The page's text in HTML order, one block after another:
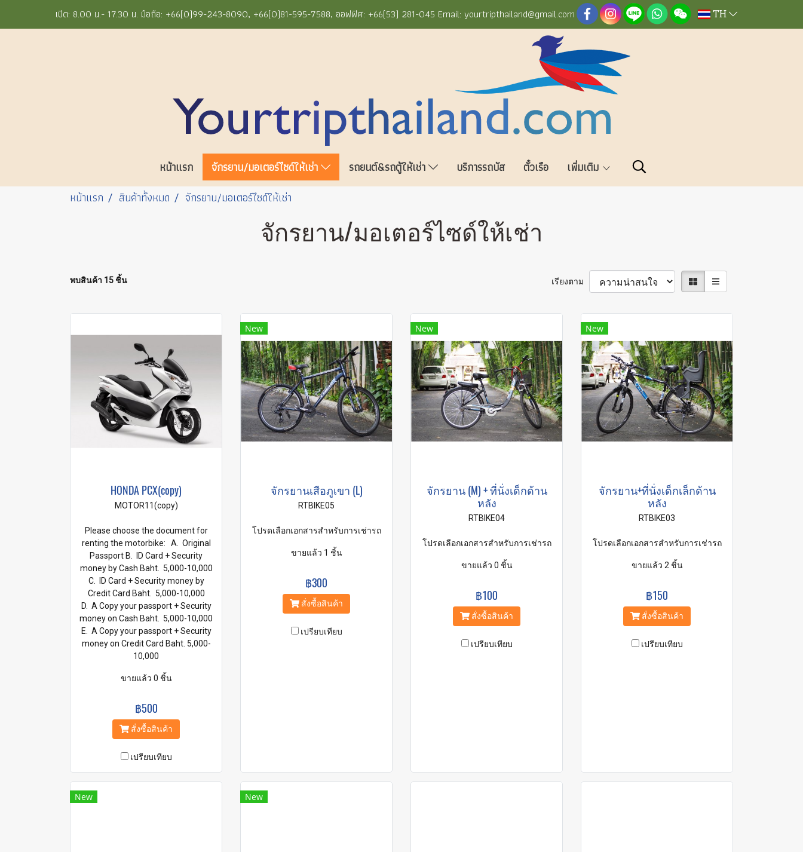
เปิด: 8.00 น.- 17.30 น. มือถือ: +66(0)99-243-8090, +66(0)81-595-7588, ออฟฟิศ: +66(53) 281-045 Email: yourtripthailand@gmail.com TH
หน้าแรก จักรยาน/มอเตอร์ไซด์ให้เช่า รถยนต์&รถตู้ให้เช่า บริการรถบัส ตั๋วเรือ
เพิ่มเติม
หน้าแรก
สินค้าทั้งหมด จักรยาน/มอเตอร์ไซด์ให้เช่า
จักรยาน/มอเตอร์ไซด์ให้เช่า
พบสินค้า 15 ชิ้น เรียงตาม
HONDA PCX(copy)
MOTOR11(copy)
Please choose the document for
renting the motorbike: A. Original
Passport B. ID Card + Security
money by Cash Baht. 5,000-10,000
C. ID Card + Security money by
Credit Card Baht. 5,000-10,000
D. A Copy your passport + Security
money on Cash Baht. 5,000-10,000
E. A Copy your passport + Security
money on Credit Card Baht. 5,000-
10,000
ขายแล้ว 0 ชิ้น
฿500
สั่งซื้อสินค้า
เปรียบเทียบ
New
จักรยานเสือภูเขา (L)
RTBIKE05
โปรดเลือกเอกสารสำหรับการเช่ารถ
ขายแล้ว 1 ชิ้น
฿300
สั่งซื้อสินค้า
เปรียบเทียบ
New
จักรยาน (M) + ที่นั่งเด็กด้าน
หลัง
RTBIKE04
โปรดเลือกเอกสารสำหรับการเช่ารถ
ขายแล้ว 0 ชิ้น
฿100
สั่งซื้อสินค้า
เปรียบเทียบ
New
จักรยาน+ที่นั่งเด็กเล็กด้าน
หลัง
RTBIKE03
โปรดเลือกเอกสารสำหรับการเช่ารถ
ขายแล้ว 2 ชิ้น
฿150
สั่งซื้อสินค้า
เปรียบเทียบ
New New